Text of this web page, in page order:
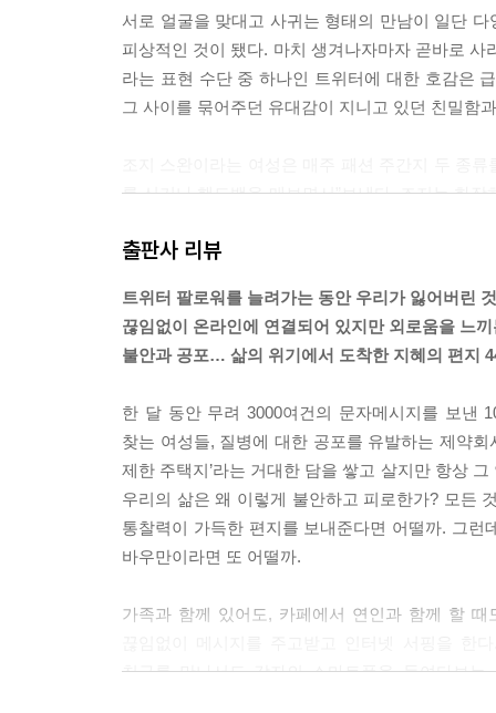
서로 얼굴을 맞대고 사귀는 형태의 만남이 일단
피상적인 것이 됐다. 마치 생겨나자마자 곧바로 사
라는 표현 수단 중 하나인 트위터에 대한 호감은
그 사이를 묶어주던 유대감이 지니고 있던 친밀함
를 신거나 핸드백을 매보면서”보낸다. 조지는 화
도 무척 힘들어했다. 자, 어쩌면 당신은 분명 조지
그날 밤 모니카는 잠자리에 누워 있으면서도 뜬
난 20년의 세월 동안 느꼈던 것보다 훨씬 더 무서
첨단 기술 장치에 의존한다고 하더라도 그들의
로 둘러싸고 보호하면 할수록 점점 더 그 장치들
---「낯선 사람들은 위험하다」 중에서
출판사 리뷰
트위터 팔로워를 늘려가는 동안 우리가 잃어버린
끊임없이 온라인에 연결되어 있지만 외로움을 느
불안과 공포… 삶의 위기에서 도착한 지혜의 편지
한 달 동안 무려 3000여건의 문자메시지를 보낸
찾는 여성들, 질병에 대한 공포를 유발하는 제약회
제한 주택지’라는 거대한 담을 쌓고 살지만 항상
우리의 삶은 왜 이렇게 불안하고 피로한가? 모든
통찰력이 가득한 편지를 보내준다면 어떨까. 그
바우만이라면 또 어떨까.
가족과 함께 있어도, 카페에서 연인과 함께 할
친구를 만나서도 각자의 스마트폰을 들여다보